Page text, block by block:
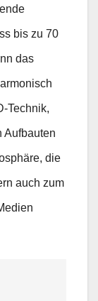
bis zu 70
das
Technik,
Aufbauten
die
auch zum